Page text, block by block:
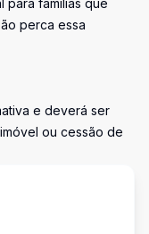
para famílias que
perca essa
e deverá ser
ou cessão de